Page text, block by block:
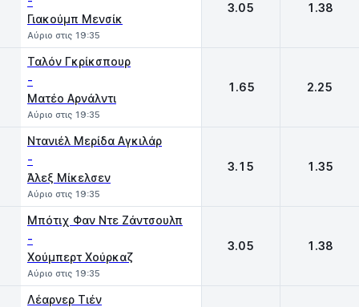
Γιακούμπ Μενσίκ
Αύριο στις 19:35
3.05 1.38
Ταλόν Γκρίκσπουρ
-
Ματέο Αρνάλντι
Αύριο στις 19:35
1.65 2.25
Ντανιέλ Μερίδα Αγκιλάρ
-
Άλεξ Μίκελσεν
Αύριο στις 19:35
3.15 1.35
Μπότιχ Φαν Ντε Ζάντσουλπ
-
Χούμπερτ Χούρκαζ
Αύριο στις 19:35
3.05 1.38
Λέαρνερ Τιέν